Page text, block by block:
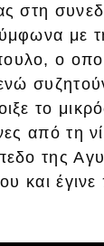
στη
με
ο
το
από τη
της
και